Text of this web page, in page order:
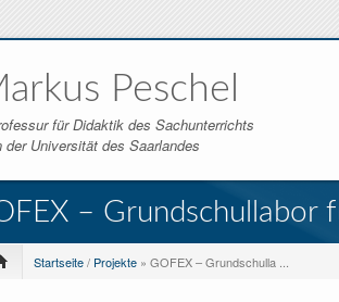
Peschel
für Didaktik des Sachunterrichts
der Universität des Saarlandes
– Grundschullabor
Startseite/ Projekte » GOFEX – Grundschulla ...